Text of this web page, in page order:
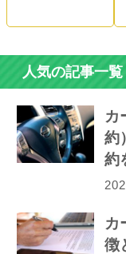
人気の記事一覧
カ
約
約
ら
カ
徴